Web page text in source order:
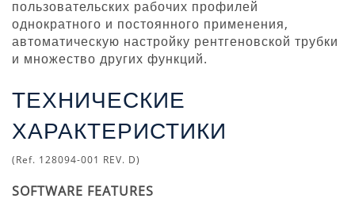
пользовательских рабочих профилей
однократного и постоянного применения,
автоматическую настройку рентгеновской трубки
и множество других функций.
ТЕХНИЧЕСКИЕ
ХАРАКТЕРИСТИКИ
(Ref. 128094-001 REV. D)
SOFTWARE FEATURES